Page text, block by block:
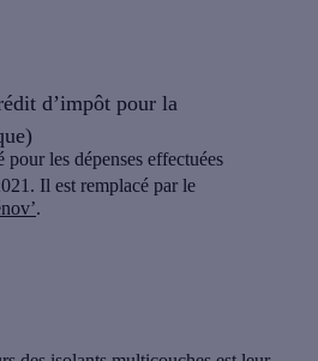
d’impôt pour la
les dépenses effectuées
Il est remplacé par le
.